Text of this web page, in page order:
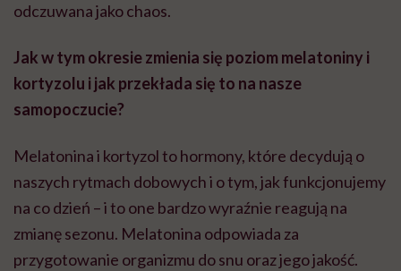
odczuwana jako chaos.
Jak w tym okresie zmienia się poziom melatoniny i
kortyzolu i jak przekłada się to na nasze
samopoczucie?
Melatonina i kortyzol to hormony, które decydują o
naszych rytmach dobowych i o tym, jak funkcjonujemy
na co dzień – i to one bardzo wyraźnie reagują na
zmianę sezonu. Melatonina odpowiada za
przygotowanie organizmu do snu oraz jego jakość.